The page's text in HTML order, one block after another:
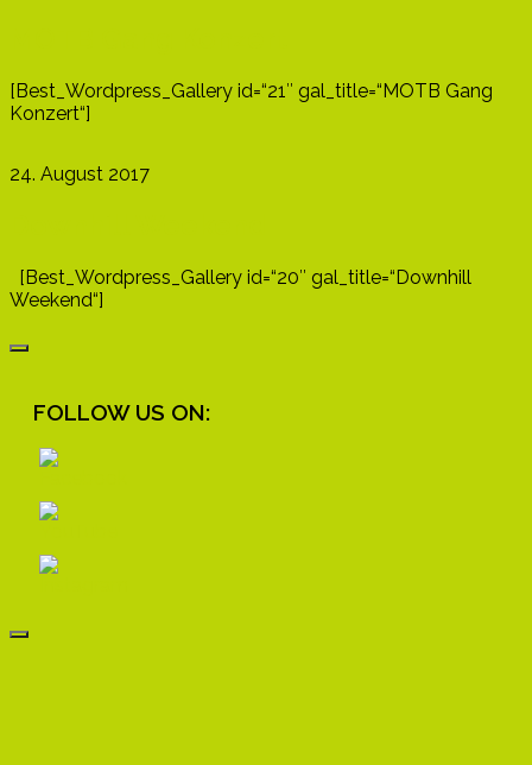
[Best_Wordpress_Gallery id=“21″ gal_title=“MOTB Gang
Konzert“]
24. August 2017
[Best_Wordpress_Gallery id=“20″ gal_title=“Downhill
Weekend“]
FOLLOW US ON: